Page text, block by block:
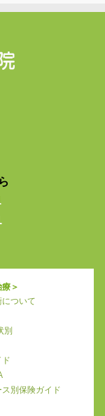
＞
ついて
別
ド
別保険ガイド